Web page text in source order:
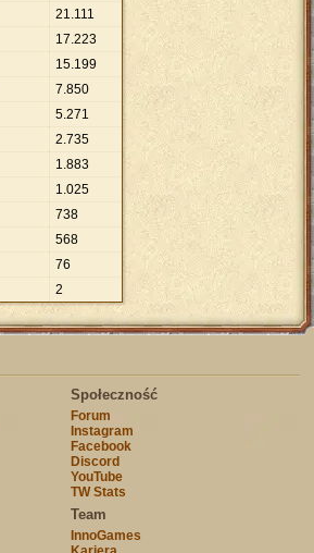
21.111
17.223
15.199
7.850
5.271
2.735
1.883
1.025
738
568
76
2
Społeczność
Forum
Instagram
Facebook
Discord
YouTube
TW Stats
Team
InnoGames